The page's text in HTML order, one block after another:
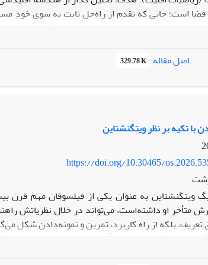
است؛ جایی که تقدم از راه‌حلِ ثابت به سوی خودِ
اکثریت» و «ریاضیات اقلیت» می‌تواند این گذار را
هندسه، یافته‌ها نشان می‌دهند که هندسه نااقلیدسی
و رابطه‌گرا تبدیل می‌کند. در این هستی‌شناسی
می‌شود؛ تحولی که در فیزیک معاصر، به‌ویژه در نظریه
اصل مقاله 329.78 K
با تکیه بر نظر ویتگنشتاین
https://doi.org/10.30465/
ویتگنشتاین به عنوان یکی از فیلسوفان مهم قرن
متأخر او داشته‌است، می‌تواند در خلال نظریاتش
تعریف، بلکه از راه کاربرد، تمرین و نمونه‌دادن شکل
برای ویتگنشتاین صرفاً شغل نبود، بلکه نحوی
بستر موقعیت‌های متغیر، با تکیه بر شباهت‌های